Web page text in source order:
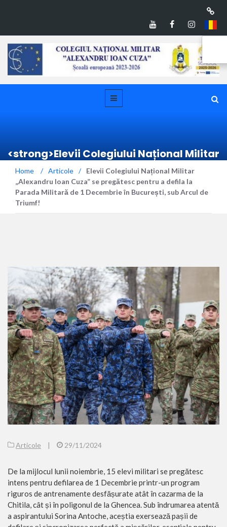
<strong>Elevii Colegiului Național Militar
„Alexandru Ioan Cuza” se pregătesc
pentru a defila la Parada Militară de 1
Decembrie în București, sub Arcul de
Triumf!</strong>
Home / Articole /
Elevii Colegiului Național Militar
„Alexandru Ioan Cuza” se pregătesc pentru a defila la
Parada Militară de 1 Decembrie în București, sub Arcul de
Triumf!
Articole | 29/11/2024
De la mijlocul lunii noiembrie, 15 elevi militari se pregătesc
intens pentru defilarea de 1 Decembrie printr-un program
riguros de antrenamente desfășurate atât în cazarma de la
Chitila, cât și în poligonul de la Ghencea. Sub îndrumarea atentă
a aspirantului Sorina Antoche, aceștia exersează pașii de